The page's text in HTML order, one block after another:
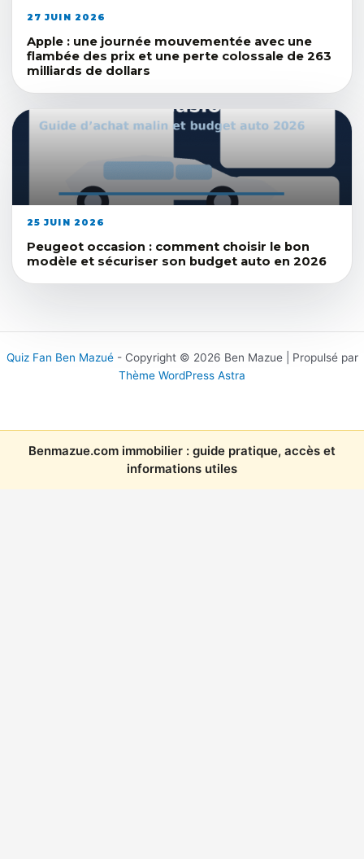
27 JUIN 2026
Apple : une journée mouvementée avec une
flambée des prix et une perte colossale de 263
milliards de dollars
25 JUIN 2026
Peugeot occasion : comment choisir le bon
modèle et sécuriser son budget auto en 2026
Quiz Fan Ben Mazué- Copyright © 2026 Ben Mazue | Propulsé par
Thème WordPress Astra
Benmazue.com immobilier : guide pratique, accès et
informations utiles